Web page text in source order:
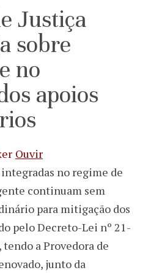
Justiça
sobre
no
apoios
Ouvir
no regime de
continuam sem
para mitigação dos
pelo Decreto-Lei nº 21-
a Provedora de
junto da